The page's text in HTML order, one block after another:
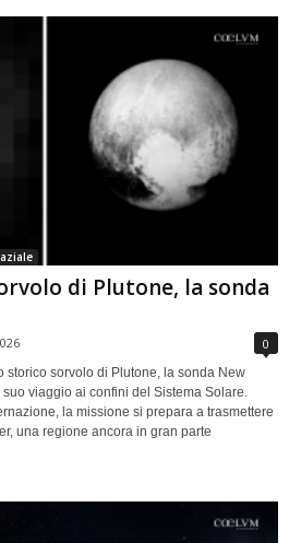
di Plutone, la sonda
0
storico sorvolo di Plutone, la sonda New
viaggio ai confini del Sistema Solare.
la missione si prepara a trasmettere
una regione ancora in gran parte